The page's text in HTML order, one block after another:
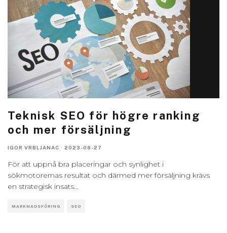
Teknisk SEO för högre ranking
och mer försäljning
IGOR VRBLJANAC · 2023-08-27
För att uppnå bra placeringar och synlighet i
sökmotorernas resultat och därmed mer försäljning krävs
en strategisk insats...
MARKNADSFÖRING SEO